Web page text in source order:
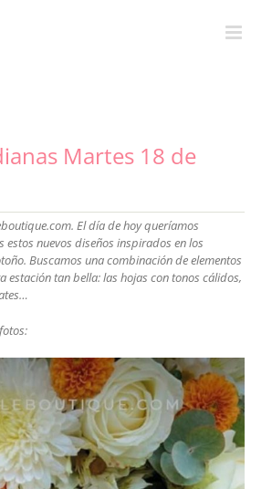
Martes 18 de
El día de hoy queríamos
nuevos diseños inspirados en los
Buscamos una combinación de elementos
estación tan bella: las hojas con tonos cálidos,